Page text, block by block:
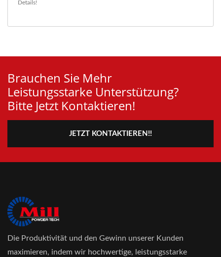
Details!
Brauchen Sie Mehr
Leistungsstarke Unterstützung?
Bitte Jetzt Kontaktieren!
JETZT KONTAKTIEREN!!
Die Produktivität und den Gewinn unserer Kunden
maximieren, indem wir hochwertige, leistungsstarke